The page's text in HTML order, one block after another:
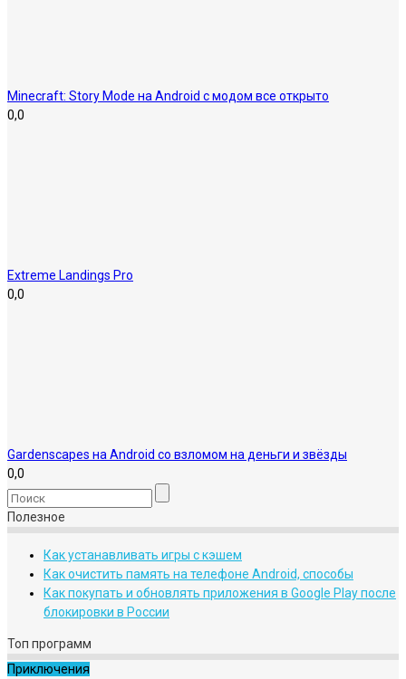
Minecraft: Story Mode на Android с модом все открыто
0,0
Extreme Landings Pro
0,0
Gardenscapes на Android со взломом на деньги и звёзды
0,0
Полезное
Как устанавливать игры с кэшем
Как очистить память на телефоне Android, способы
Как покупать и обновлять приложения в Google Play после
блокировки в России
Топ программ
Приключения